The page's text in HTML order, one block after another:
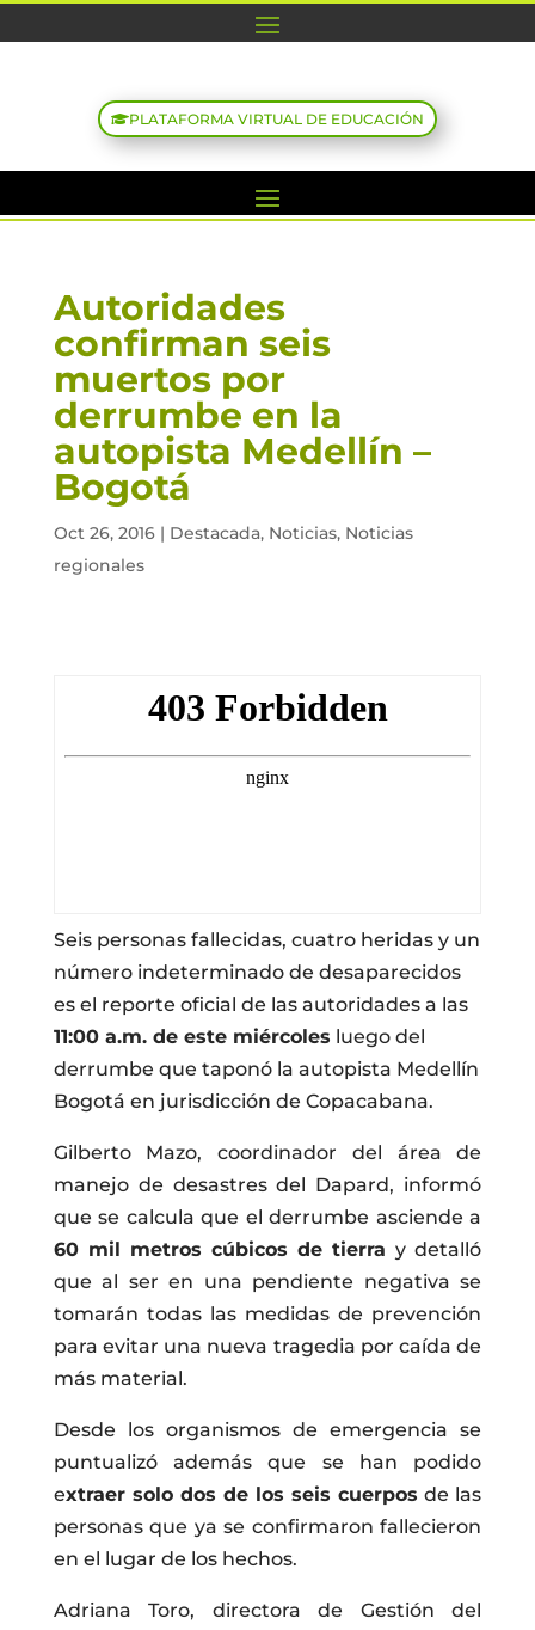
PLATAFORMA VIRTUAL DE EDUCACIÓN
Autoridades
confirman seis
muertos por
derrumbe en la
autopista Medellín –
Bogotá
Oct 26, 2016| Destacada, Noticias, Noticias
regionales
Seis personas fallecidas, cuatro heridas y un
número indeterminado de desaparecidos
es el reporte oficial de las autoridades a las
11:00 a.m. de este miércoles luego del
derrumbe que taponó la autopista Medellín
Bogotá en jurisdicción de Copacabana.
Gilberto Mazo, coordinador del área de
manejo de desastres del Dapard, informó
que se calcula que el derrumbe asciende a
60 mil metros cúbicos de tierray detalló
que al ser en una pendiente negativa se
tomarán todas las medidas de prevención
para evitar una nueva tragedia por caída de
más material.
Desde los organismos de emergencia se
puntualizó además que se han podido
extraer solo dos de los seis cuerpos de las
personas que ya se confirmaron fallecieron
en el lugar de los hechos.
Adriana Toro, directora de Gestión del